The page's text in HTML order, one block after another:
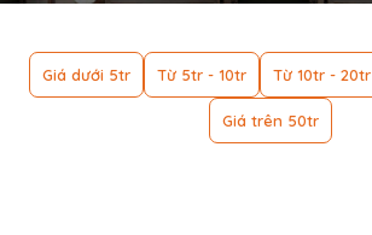
Giá dưới 5tr Từ 5tr - 10tr Từ 10tr - 20tr
Giá trên 50tr